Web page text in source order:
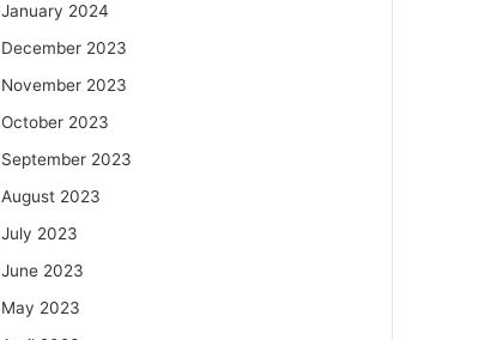
January 2024
December 2023
November 2023
October 2023
September 2023
August 2023
July 2023
June 2023
May 2023